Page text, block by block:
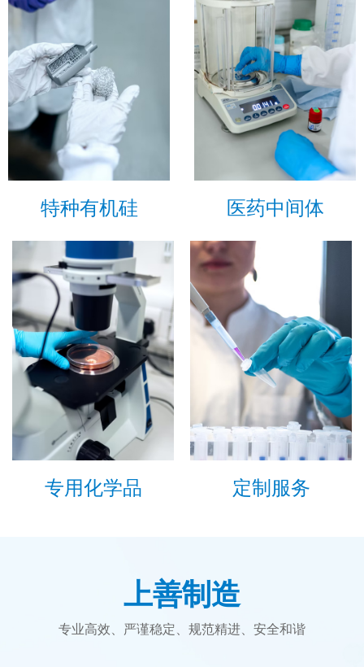
特种有机硅 医药中间体
专用化学品 定制服务
上善制造
专业高效、严谨稳定、规范精进、安全和谐